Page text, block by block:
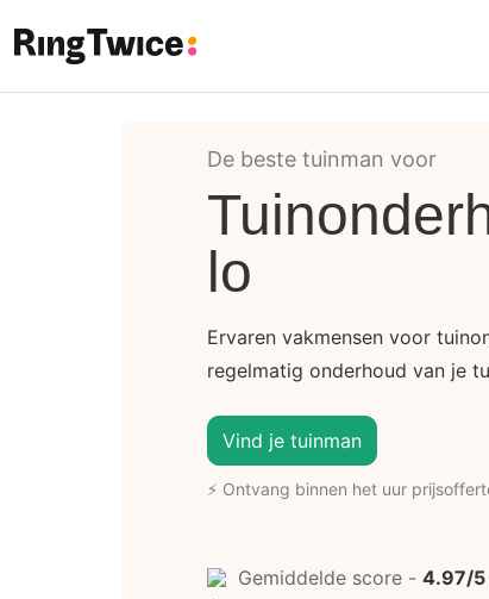
De beste tuinman voor
lo
Ervaren vakmensen voor
regelmatig onderhoud van je
Vind je tuinman
⚡ Ontvang binnen het uur
Gemiddelde score - 4.97/5